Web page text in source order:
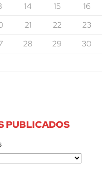
14 15
16
21 22
23
28 29
30
PUBLICADOS